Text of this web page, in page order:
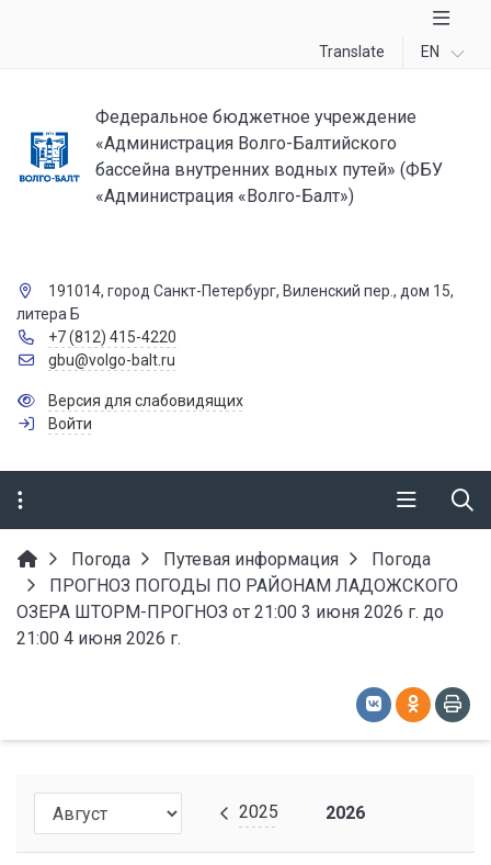
Translate EN
Федеральное бюджетное учреждение
«Администрация Волго-Балтийского
бассейна внутренних водных путей» (ФБУ
«Администрация «Волго-Балт»)
191014, город Санкт-Петербург, Виленский пер., дом 15,
литера Б
+7 (812) 415-4220
gbu@volgo-balt.ru
Версия для слабовидящих
Войти
Погода Путевая информация
Погода
ПРОГНОЗ ПОГОДЫ ПО РАЙОНАМ ЛАДОЖСКОГО
ОЗЕРА ШТОРМ-ПРОГНОЗ от 21:00 3 июня 2026 г. до
21:00 4 июня 2026 г.
2025 2026